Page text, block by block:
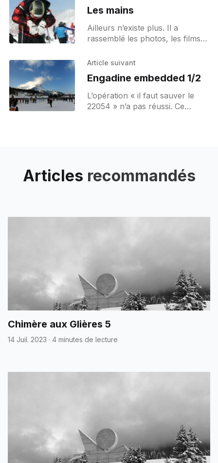
Les mains
Ailleurs n’existe plus. Il a
rassemblé les photos, les films
pendant plus d’une heure tout
Article suivant
Engadine embedded 1/2
L’opération « il faut sauver le
22054 » n’a pas réussi. Ce
Articles recommandés
Chimère aux Glières 5
14 Juil. 2023 · 4 minutes de lecture